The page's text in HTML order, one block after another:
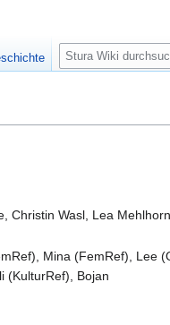
Christin Wasl, Lea
Mina (FemRef), Lee
(KulturRef), Bojan
S
u
e